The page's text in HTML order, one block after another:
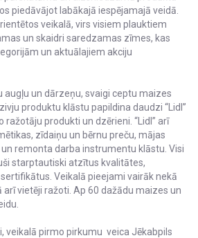
piedāvājot labākajā iespējamajā veidā.
veikalā, virs visiem plauktiem
un skaidri saredzamas zīmes, kas
un aktuālajiem akciju
augļu un dārzeņu, svaigi ceptu maizes
produktu klāstu papildina daudzi “Lidl”
produkti un dzērieni. “Lidl” arī
zīdaiņu un bērnu preču, mājas
remonta darba instrumentu klāstu. Visi
starptautiski atzītus kvalitātes,
Veikalā pieejami vairāk nekā
vietēji ražoti. Ap 60 dažādu maizes un
veikalā pirmo pirkumu veica Jēkabpils